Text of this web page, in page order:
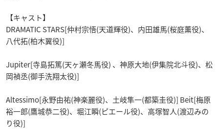
【キャスト】
DRAMATIC STARS[仲村宗悟(天道輝役)、内田雄馬(桜庭薫役)、
八代拓(柏木翼役)]
Jupiter[寺島拓篤(天ヶ瀬冬馬役) 、神原大地(伊集院北斗役)、松
岡禎丞(御手洗翔太役)]
Altessimo[永野由祐(神楽麗役)、土岐隼一(都築圭役)] Beit[梅原
裕一郎(鷹城恭二役)、堀江瞬(ピエール役)、高塚智人(渡辺みの
り役)]